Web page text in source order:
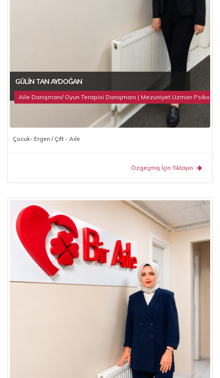
GÜLIN TAN AYDOĞAN
Aile Danışmanı/ Oyun Terapisi Danışmanı ( Mezuniyet Uzman Psikolog
Çocuk- Ergen / Çift - Aile
Özgeçmiş İçin Tıklayın